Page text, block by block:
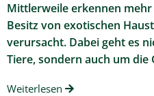
Mittlerweile erkennen
Besitz von exotischen
verursacht. Dabei geht es
Tiere, sondern auch um die
Weiterlesen